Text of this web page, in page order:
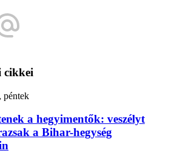
cikkei
péntek
a hegyimentők: veszélyt
a Bihar-hegység